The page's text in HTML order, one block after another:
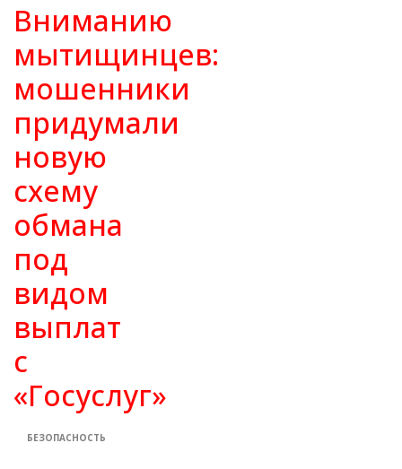
Вниманию
мытищинцев:
мошенники
придумали
новую
схему
обмана
под
видом
выплат
с
«Госуслуг»
БЕЗОПАСНОСТЬ